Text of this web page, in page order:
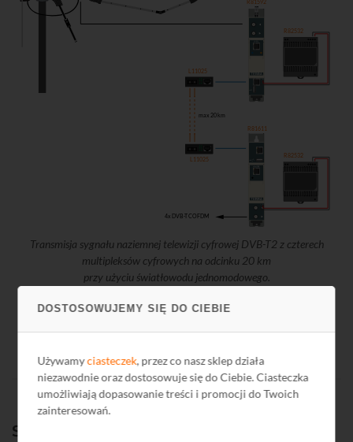
DOSTOSOWUJEMY SIĘ DO CIEBIE
Używamyciasteczek, przez co nasz sklep działa
niezawodnie oraz dostosowuje się do Ciebie. Ciasteczka
umożliwiają dopasowanie treści i promocji do Twoich
zainteresowań.
max 20 km
4x DVB-T COFDM
R81592
R82532
R82532
R81611
L11025
L11025
Transmisja sygnału naziemnej telewizji cyfrowej DVB-T2 z czterech
multipleksów cyfrowych na odcinku 20 km
przy użyciu światłowodu jednomodowego.
System monitoringu Sunell.